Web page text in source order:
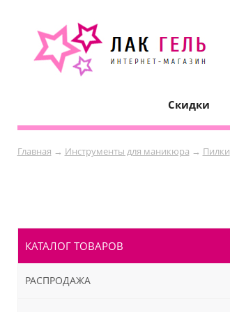
Скидки
Главная → Инструменты для маникюра → Пилки
КАТАЛОГ ТОВАРОВ
РАСПРОДАЖА